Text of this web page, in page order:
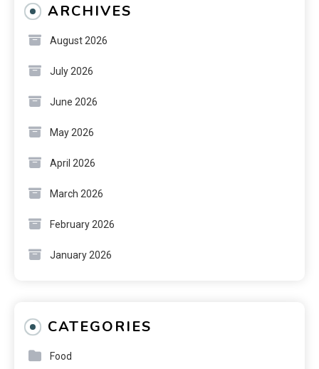
ARCHIVES
August 2026
July 2026
June 2026
May 2026
April 2026
March 2026
February 2026
January 2026
CATEGORIES
Food